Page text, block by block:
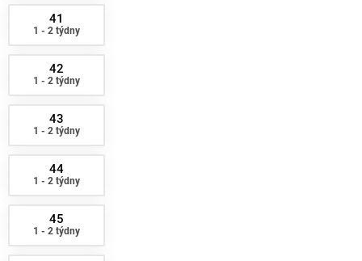
41
1 - 2 týdny
42
1 - 2 týdny
43
1 - 2 týdny
44
1 - 2 týdny
45
1 - 2 týdny